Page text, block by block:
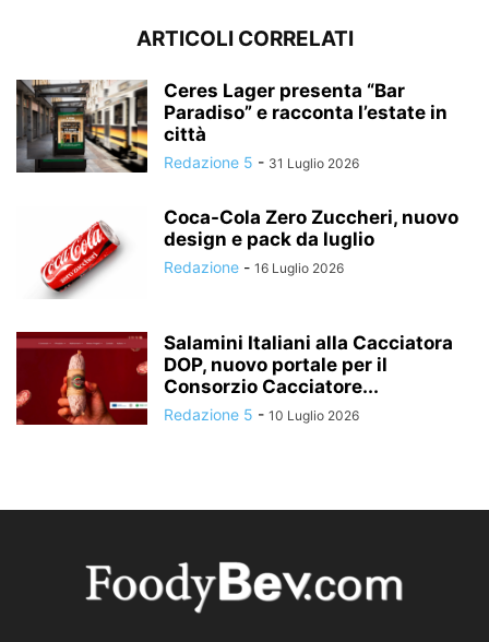
ARTICOLI CORRELATI
Ceres Lager presenta “Bar
Paradiso” e racconta l’estate in
città
Redazione 5 - 31 Luglio 2026
Coca-Cola Zero Zuccheri, nuovo
design e pack da luglio
Redazione - 16 Luglio 2026
Salamini Italiani alla Cacciatora
DOP, nuovo portale per il
Consorzio Cacciatore...
Redazione 5 - 10 Luglio 2026